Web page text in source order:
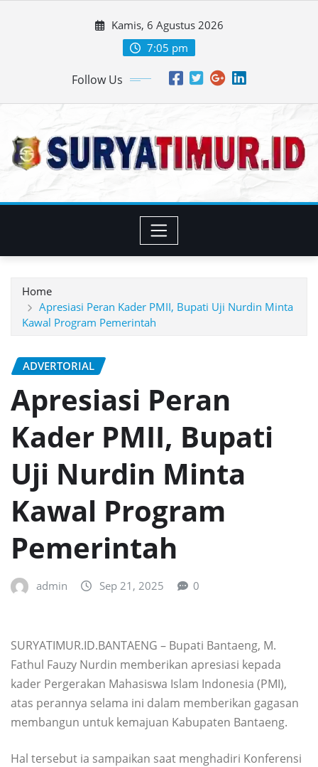
Kamis, 6 Agustus 2026
7:05 pm
Follow Us
Home
Apresiasi Peran Kader PMII, Bupati Uji Nurdin Minta
Kawal Program Pemerintah
ADVERTORIAL
Apresiasi Peran
Kader PMII, Bupati
Uji Nurdin Minta
Kawal Program
Pemerintah
admin Sep 21, 2025 0
SURYATIMUR.ID.BANTAENG – Bupati Bantaeng, M.
Fathul Fauzy Nurdin memberikan apresiasi kepada
kader Pergerakan Mahasiswa Islam Indonesia (PMI),
atas perannya selama ini dalam memberikan gagasan
membangun untuk kemajuan Kabupaten Bantaeng.
Hal tersebut ia sampaikan saat menghadiri Konferensi